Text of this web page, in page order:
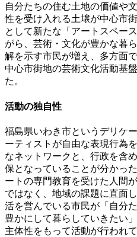
自分たちの住む土地の価値や
性を受け入れる土壌が中心市
として新たな「アートスペー
がら、芸術・文化が豊かな暮
解を示す市民が増え、多方面
中心市街地の芸術文化活動基
た。
活動の独自性
福島県いわき市というデリケ
ーティストが自由な表現行為
なネットワークと、行政を含
保となっていることが分かっ
ートの専門教育を受けた人間
ではなく、地域の課題に直面
活を営んでいる市民が「自分
豊かにして暮らしていきたい
主体性をもって活動が行われ